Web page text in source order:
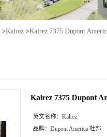
>Kalrez >Kalrez 7375 Dupont
Kalrez 7375 Dupont
英文名称： Kalrez
品牌： Dupont America 杜邦